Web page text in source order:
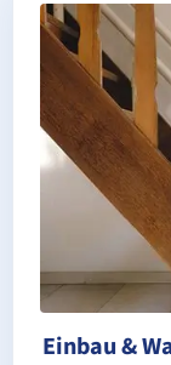
Schneller,
Einbau &